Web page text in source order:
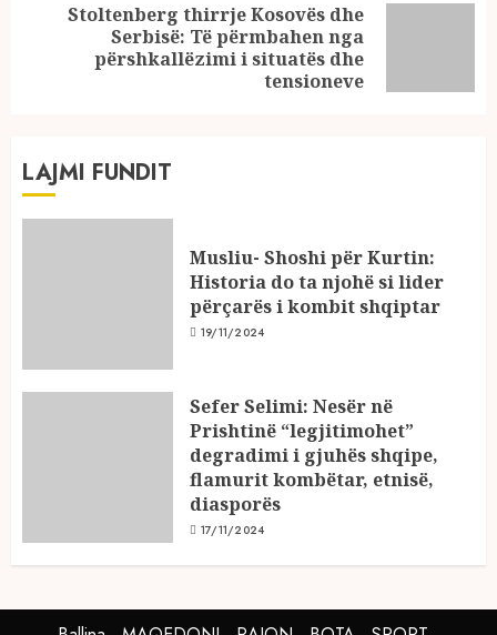
Stoltenberg thirrje Kosovës dhe
Serbisë: Të përmbahen nga
përshkallëzimi i situatës dhe
tensioneve
LAJMI FUNDIT
Musliu- Shoshi për Kurtin:
Historia do ta njohë si lider
përçarës i kombit shqiptar
19/11/2024
Sefer Selimi: Nesër në
Prishtinë “legjitimohet”
degradimi i gjuhës shqipe,
flamurit kombëtar, etnisë,
diasporës
17/11/2024